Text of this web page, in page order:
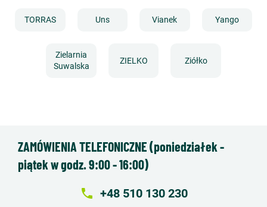
TORRAS Uns Vianek Yango
Zielarnia
Suwalska
ZIELKO Ziółko
ZAMÓWIENIA TELEFONICZNE (poniedziałek -
piątek w godz. 9:00 - 16:00)
local_phone +48 510 130 230